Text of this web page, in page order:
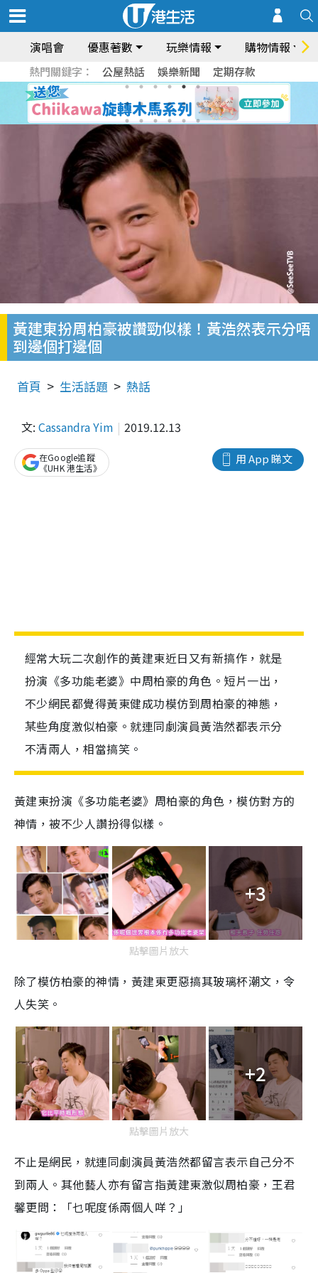
演唱會 優惠著數 玩樂情報 購物情報
熱門關鍵字： 公屋熱話 娛樂新聞 定期存款
黃建東扮周柏豪被讚勁似樣！黃浩然表示分唔
到邊個打邊個
首頁 生活話題 熱話
文: Cassandra Yim 2019.12.13
用 App 睇文
在Google追蹤
《UHK 港生活》
經常大玩二次創作的黃建東近日又有新搞作，就是
扮演《多功能老婆》中周柏豪的角色。短片一出，
不少網民都覺得黃東健成功模仿到周柏豪的神態，
某些角度激似柏豪。就連同劇演員黃浩然都表示分
不清兩人，相當搞笑。
黃建東扮演《多功能老婆》周柏豪的角色，模仿對方的
神情，被不少人讚扮得似樣。
+3
點擊圖片放大
除了模仿柏豪的神情，黃建東更惡搞其玻璃杯潮文，令
人失笑。
+2
點擊圖片放大
不止是網民，就連同劇演員黃浩然都留言表示自己分不
到兩人。其他藝人亦有留言指黃建東激似周柏豪，王君
馨更問：「乜呢度係兩個人咩？」